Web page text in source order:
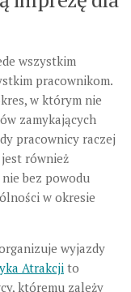
wszystkim
pracownikom.
w którym nie
zamykających
pracownicy raczej
również
nie bez powodu
w okresie
wyjazdy
Atrakcji to
któremu zależy